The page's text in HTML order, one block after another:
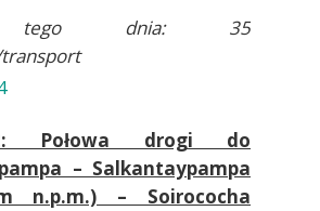
tego dnia: 35
Połowa drogi do
– Salkantaypampa
n.p.m.) – Soirococha